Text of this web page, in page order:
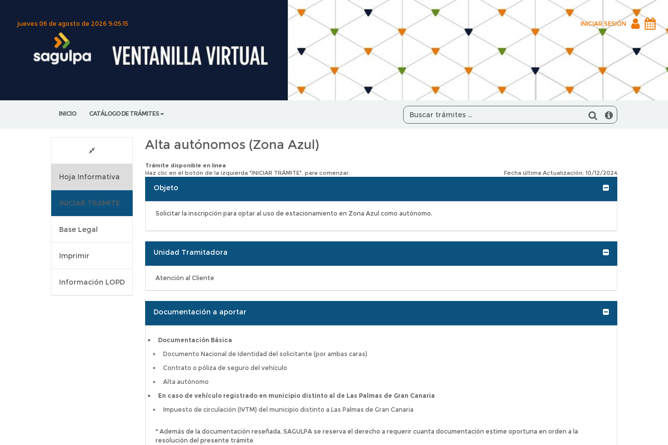
jueves 06 de agosto de 2026 9:05:15 INICIAR SESIÓN
INICIAR
SESIÓN
INICIO CATÁLOGO DE TRÁMITES
Hoja Informativa
INICIAR TRÁMITE
Base Legal
Imprimir
Información LOPD
Alta autónomos (Zona Azul)
Trámite disponible en linea
Haz clic en el botón de la izquierda "INICIAR TRÁMITE", para comenzar.
Fecha última Actualización: 10/12/2024
Objeto Expandir/
Solicitar la inscripción para optar al uso de estacionamiento en Zona Azul como autónomo.
Unidad Tramitadora Expandir/
Atención al Cliente
Documentación a aportar Expandir/
Documentación Básica
Documento Nacional de Identidad del solicitante (por ambas caras)
Contrato o póliza de seguro del vehículo
Alta autónomo
En caso de vehículo registrado en municipio distinto al de Las Palmas de Gran Canaria
Impuesto de circulación (IVTM) del municipio distinto a Las Palmas de Gran Canaria
* Además de la documentación reseñada, SAGULPA se reserva el derecho a requerir cuanta documentación estime oportuna en orden a la
resolución del presente trámite